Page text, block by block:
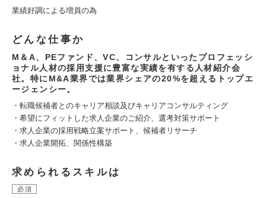
業績好調による増員の為
どんな仕事か
M＆A、PEファンド、VC、コンサルといったプロフェッシ
ョナル人材の採用支援に豊富な実績を有する人材紹介会
社。特にM&A業界では業界シェアの20%を超えるトップエ
ージェンシー。
・転職候補者とのキャリア相談及びキャリアコンサルティング
・希望にフィットした求人企業のご紹介、選考対策サポート
・求人企業の採用戦略立案サポート、候補者リサーチ
・求人企業開拓、関係性構築
求められるスキルは
必須